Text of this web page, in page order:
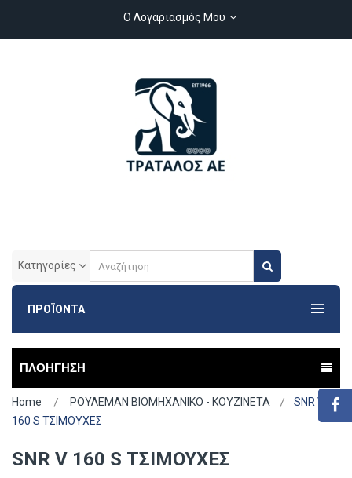
Ο Λογαριασμός Μου
Κατηγορίες
ΠΡΟΪΟΝΤΑ
ΠΛΟΗΓΗΣΗ
Home ΡΟΥΛΕΜΑΝ ΒΙΟΜΗΧΑΝΙΚΟ - ΚΟΥΖΙΝΕΤΑ
SNR V
160 S ΤΣΙΜΟΥΧΕΣ
SNR V 160 S ΤΣΙΜΟΥΧΕΣ